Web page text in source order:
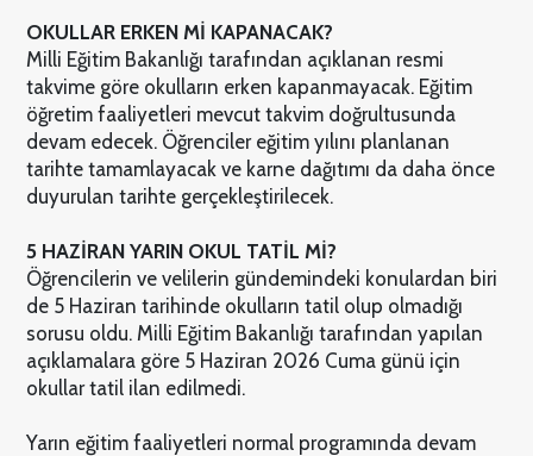
OKULLAR ERKEN Mİ KAPANACAK?
Milli Eğitim Bakanlığı tarafından açıklanan resmi
takvime göre okulların erken kapanmayacak. Eğitim
öğretim faaliyetleri mevcut takvim doğrultusunda
devam edecek. Öğrenciler eğitim yılını planlanan
tarihte tamamlayacak ve karne dağıtımı da daha önce
duyurulan tarihte gerçekleştirilecek.
5 HAZİRAN YARIN OKUL TATİL Mİ?
Öğrencilerin ve velilerin gündemindeki konulardan biri
de 5 Haziran tarihinde okulların tatil olup olmadığı
sorusu oldu. Milli Eğitim Bakanlığı tarafından yapılan
açıklamalara göre 5 Haziran 2026 Cuma günü için
okullar tatil ilan edilmedi.
Yarın eğitim faaliyetleri normal programında devam